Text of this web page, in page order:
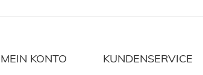
MEIN KONTO KUNDENSERVICE